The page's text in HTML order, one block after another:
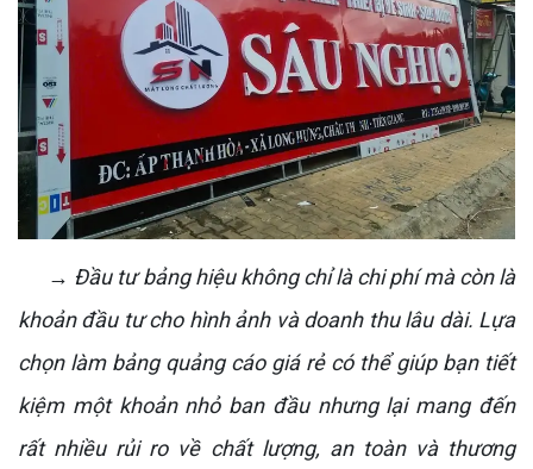
→ Đầu tư bảng hiệu không chỉ là chi phí mà còn là
khoản đầu tư cho hình ảnh và doanh thu lâu dài. Lựa
chọn làm bảng quảng cáo giá rẻ có thể giúp bạn tiết
kiệm một khoản nhỏ ban đầu nhưng lại mang đến
rất nhiều rủi ro về chất lượng, an toàn và thương